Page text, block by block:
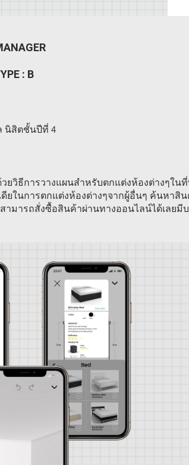
: B
นิสิตชั้นปีที่ 4
วิธีการวางแผนสำหรับตกแต่งห้องต่างๆใน
ยในการตกแต่งห้องต่างๆจากผู้อื่นๆ ค้นหาสิน
ามารถสั่งซื้อสินค้าผ่านทางออนไลน์ได้เลยมี